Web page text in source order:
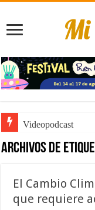
Videopodcast
Archivos de
El Cambio
que requiere